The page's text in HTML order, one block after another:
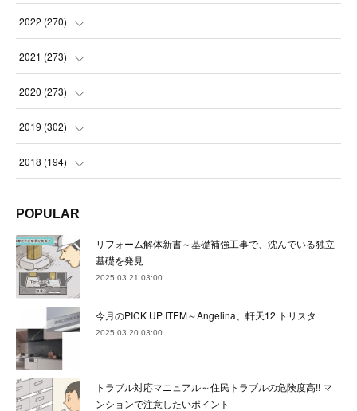
(21
(22
(23
(22
(24)
22)
(22)
(22)
(25
(22
(23
(23
(21
(23 )
(24
(21
(24)
(21
( 23)
2022 (270)
(23
(23
(22
(23
(22 )
(23
(23
(22)
(24
( 21)
2021 (273)
(24
(23
(22
(23)
(23
(22)
(23
( 24)
2020 (273)
(24
(22
(22)
(24
(24)
(23
( 21)
2019 (302)
(23
(22)
(21)
(27)
(22
33)
2018 (194)
(17)
(32)
(36)
(30
34)
POPULAR
リフォーム解体新書～基礎補強工事で、沈んでいる独立
基礎を発見
2025.03.21 03:00
今月のPICK UP ITEM～Angelina、軒天12 トリスタ
2025.03.20 03:00
トラブル対応マニュアル～住民トラブルの危険度高!! マ
ンションで注意したいポイント